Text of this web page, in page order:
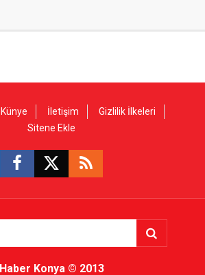
Künye İletişim
Gizlilik İlkeleri
Sitene Ekle
Haber Konya© 2013